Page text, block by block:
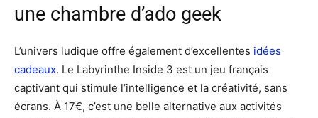
une chambre d’ado geek
L’univers ludique offre également d’excellentes idées
cadeaux. Le Labyrinthe Inside 3 est un jeu français
captivant qui stimule l’intelligence et la créativité, sans
écrans. À 17€, c’est une belle alternative aux activités